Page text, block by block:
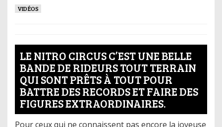
VIDÉOS
LE NITRO CIRCUS C’EST UNE BELLE
BANDE DE RIDEURS TOUT TERRAIN
QUI SONT PRÊTS À TOUT POUR
BATTRE DES RECORDS ET FAIRE DES
FIGURES EXTRAORDINAIRES.
Pour ceux qui ne connaissent pas encore la joyeuse